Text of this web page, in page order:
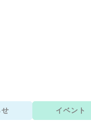
イベント